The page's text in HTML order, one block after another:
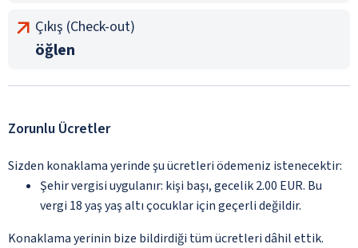
Çıkış (Check-out)
öğlen
Zorunlu Ücretler
Sizden konaklama yerinde şu ücretleri ödemeniz istenecektir:
Şehir vergisi uygulanır: kişi başı, gecelik 2.00 EUR. Bu
vergi 18 yaş yaş altı çocuklar için geçerli değildir.
Konaklama yerinin bize bildirdiği tüm ücretleri dâhil ettik.